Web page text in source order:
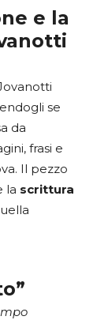
e la
se
da
frasi e
Il pezzo
la scrittura